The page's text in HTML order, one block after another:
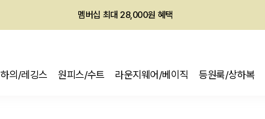
멤버십 최대 28,000원 혜택
하의/레깅스 원피스/수트 라운지웨어/베이직 등원룩/상하복